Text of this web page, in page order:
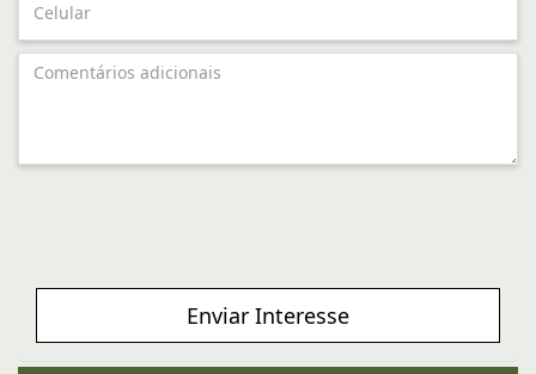
Enviar Interesse